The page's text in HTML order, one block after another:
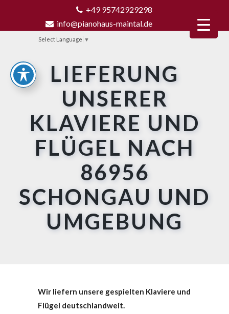
+49 95742929298
info@pianohaus-maintal.de
Select Language ▼
LIEFERUNG
UNSERER
KLAVIERE UND
FLÜGEL NACH
86956
SCHONGAU UND
UMGEBUNG
Wir liefern unsere gespielten Klaviere und
Flügel deutschlandweit.